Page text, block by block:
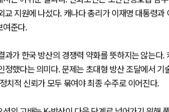
교 지원에 나섰다. 캐나다 총리가 이재명 대통령
여준다.
과가 한국 방산의 경쟁력 약화를 뜻하지는 않는
정했다는 의미다. 문제는 초대형 방산 조달에서
치적 신뢰가 모두 묶여야 최종 수주로 이어진다.